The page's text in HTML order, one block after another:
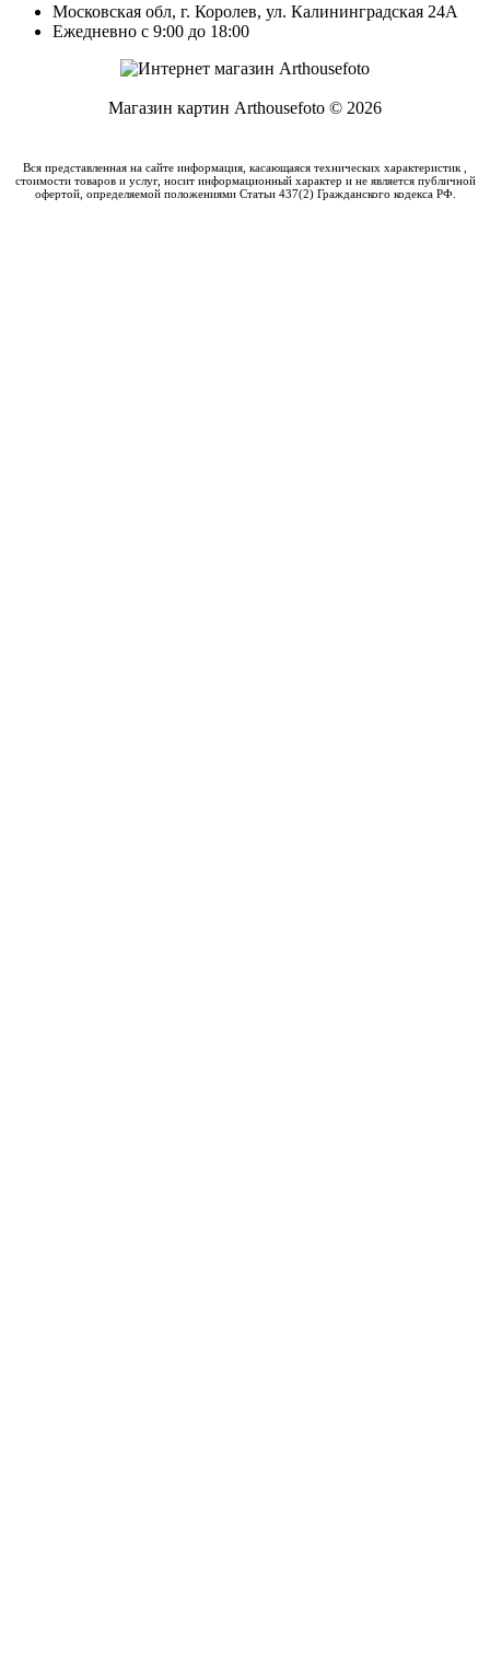
Московская обл, г. Королев, ул. Калининградская 24А
Ежедневно с 9:00 до 18:00
Магазин картин Arthousefoto © 2026
Вся представленная на сайте информация, касающаяся технических характеристик ,
стоимости товаров и услуг, носит информационный характер и не является публичной
офертой, определяемой положениями Статьи 437(2) Гражданского кодекса РФ.